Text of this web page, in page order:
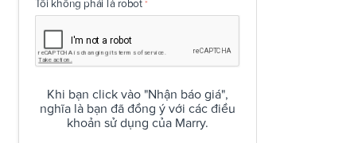
Tôi không phải là robot
Khi bạn click vào "Nhận báo giá",
nghĩa là bạn đã đồng ý với các điều
khoản sử dụng của Marry.